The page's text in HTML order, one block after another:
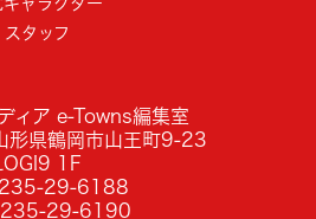
キャラクター
スタッフ
ィア e-Towns編集室
県鶴岡市山王町9-23
1F
29-6188
29-6190